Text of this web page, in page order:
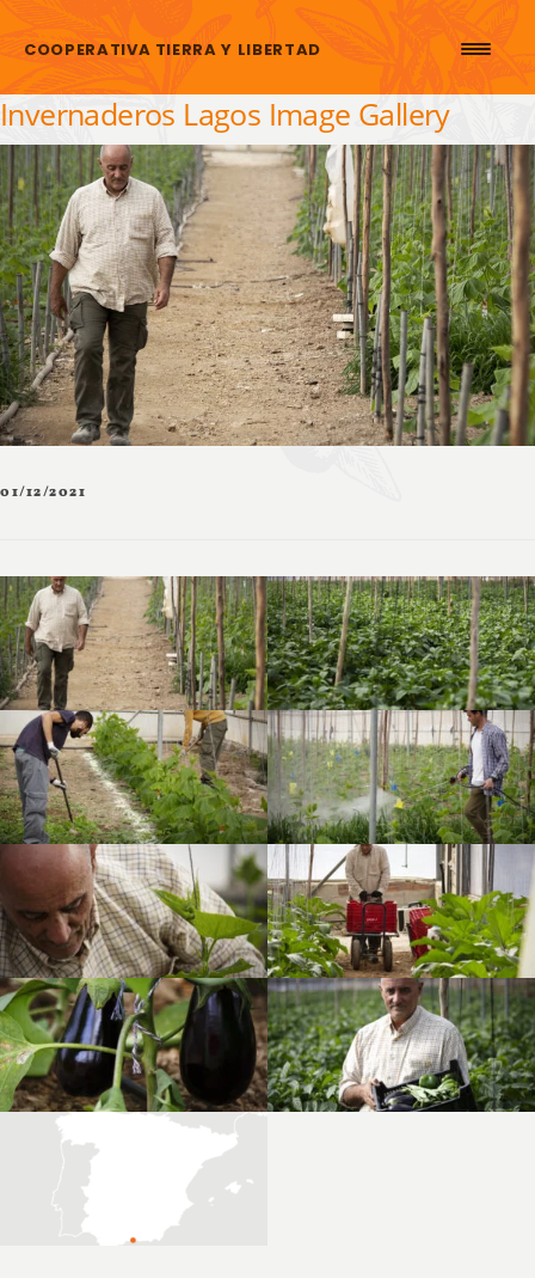
COOPERATIVA TIERRA Y LIBERTAD
Invernaderos Lagos Image Gallery
01/12/2021